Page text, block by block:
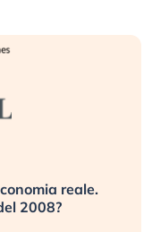
reale.
2008?